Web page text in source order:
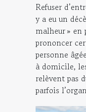
Refuser
y a eu un
malheur » en
prononcer
personne
à domicile,
relèvent pas
parfois